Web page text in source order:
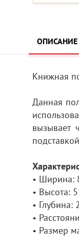
ОПИСАНИЕ
Книжная
Данная
вызывает
• Ширина:
• Высота:
• Глубина:
•
• Размер